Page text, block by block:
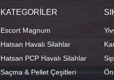
KATEGORİLER
Escort Magnum
Hatsan Havalı Silahlar
Hatsan PCP Havalı Silahlar
Saçma & Pellet Çeşitleri